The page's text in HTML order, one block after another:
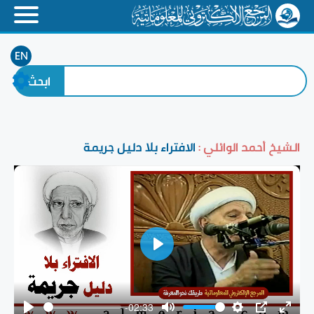
EN
الشيخ أحمد الوائلي :الافتراء بلا دليل جريمة
-02:33
Play